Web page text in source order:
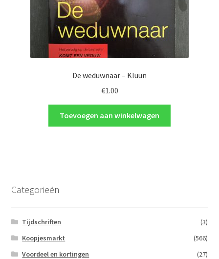
De weduwnaar – Kluun
€1.00
Toevoegen aan winkelwagen
Categorieën
Tijdschriften
(3)
Koopjesmarkt
(566)
Voordeel en kortingen
(27)